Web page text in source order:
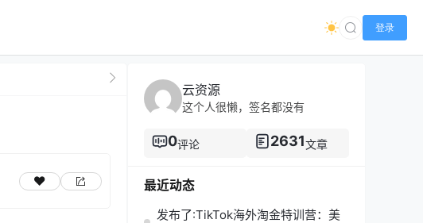
登录
云资源
这个人很懒，签名都没有
0评论 2631文章
最近动态
发布了:TikTok海外淘金特训营：美